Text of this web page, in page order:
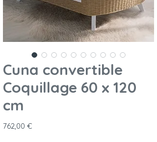
Cuna convertible
Coquillage 60 x 120
cm
762,00 €